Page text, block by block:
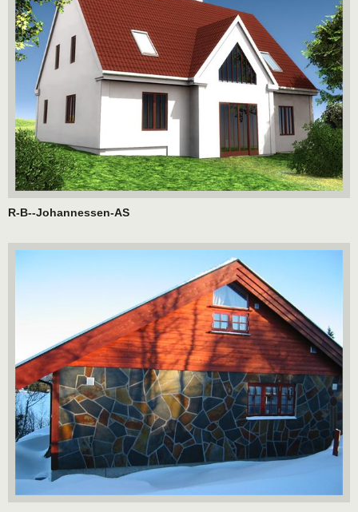
R-B--Johannessen-AS